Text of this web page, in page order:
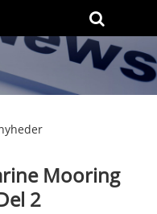
Mooring
2